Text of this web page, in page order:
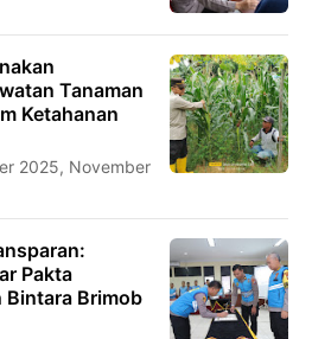
Tanaman
Ketahanan
2025, November
Pakta
Bintara Brimob